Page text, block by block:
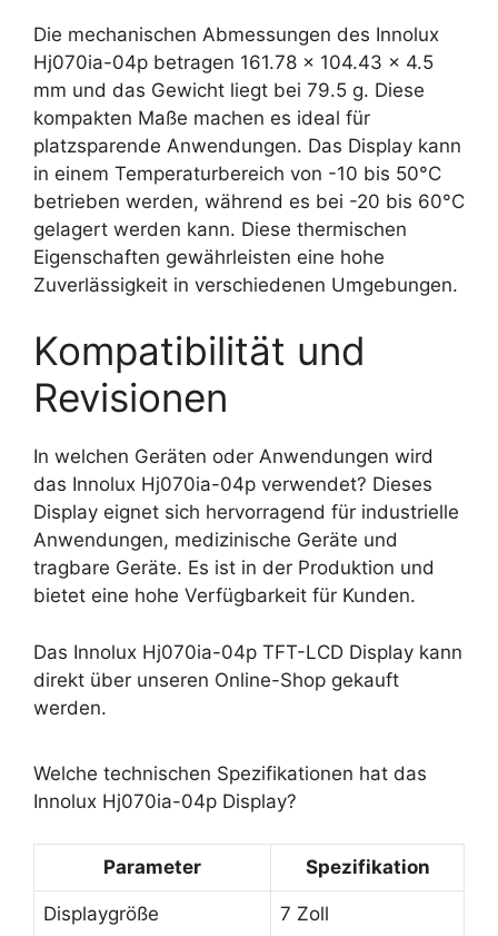
Die mechanischen Abmessungen des Innolux
Hj070ia-04p betragen 161.78 x 104.43 x 4.5
mm und das Gewicht liegt bei 79.5 g. Diese
kompakten Maße machen es ideal für
platzsparende Anwendungen. Das Display kann
in einem Temperaturbereich von -10 bis 50°C
betrieben werden, während es bei -20 bis 60°C
gelagert werden kann. Diese thermischen
Eigenschaften gewährleisten eine hohe
Zuverlässigkeit in verschiedenen Umgebungen.
Kompatibilität und
Revisionen
In welchen Geräten oder Anwendungen wird
das Innolux Hj070ia-04p verwendet? Dieses
Display eignet sich hervorragend für industrielle
Anwendungen, medizinische Geräte und
tragbare Geräte. Es ist in der Produktion und
bietet eine hohe Verfügbarkeit für Kunden.
Das Innolux Hj070ia-04p TFT-LCD Display kann
direkt über unseren Online-Shop gekauft
werden.
Welche technischen Spezifikationen hat das
Innolux Hj070ia-04p Display?
Parameter Spezifikation
Displaygröße 7 Zoll